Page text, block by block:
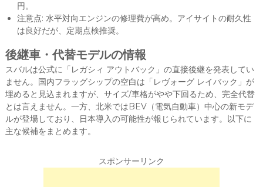
円。
注意点: 水平対向エンジンの修理費が高め。アイサイトの耐久性
は良好だが、定期点検推奨。
後継車・代替モデルの情報
スバルは公式に「レガシィ アウトバック」の直接後継を発表してい
ません。国内フラッグシップの空白は「レヴォーグ レイバック」が
埋めると見込まれますが、サイズ/車格がやや下回るため、完全代替
とは言えません。一方、北米ではBEV（電気自動車）中心の新モデ
ルが登場しており、日本導入の可能性が報じられています。以下に
主な候補をまとめます。
スポンサーリンク